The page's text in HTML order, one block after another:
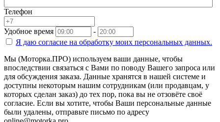
Телефон
Удобное время
-
Я даю согласие на обработку моих персональных данных.
Мы (Моторка.ПРО) используем ваши данные, чтобы
впоследствии связаться с Вами по поводу Вашего запроса или
для обсуждения заказа. Данные хранятся в нашей системе и
доступны некоторым нашим сотрудникам (или продавцам, у
которых сделан заказ) до тех пор, пока вы не отзовёте своё
согласие. Если вы хотите, чтобы Ваши персональные данные
были удалены, отправьте письмо по адресу